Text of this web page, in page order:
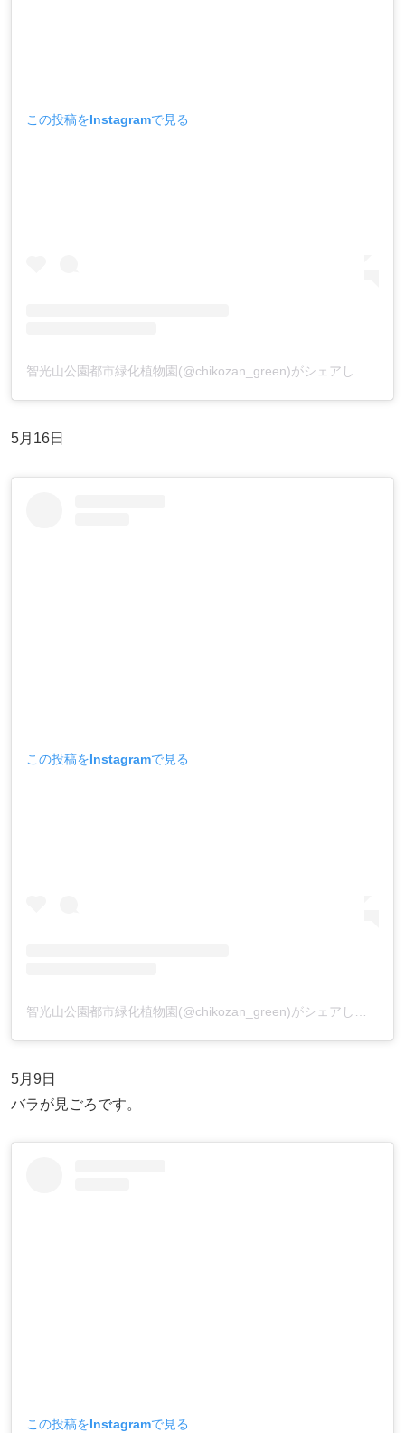
この投稿をInstagramで見る
智光山公園都市緑化植物園(@chikozan_green)がシェアした投稿
5月16日
この投稿をInstagramで見る
5月9日
バラが見ごろです。
この投稿をInstagramで見る